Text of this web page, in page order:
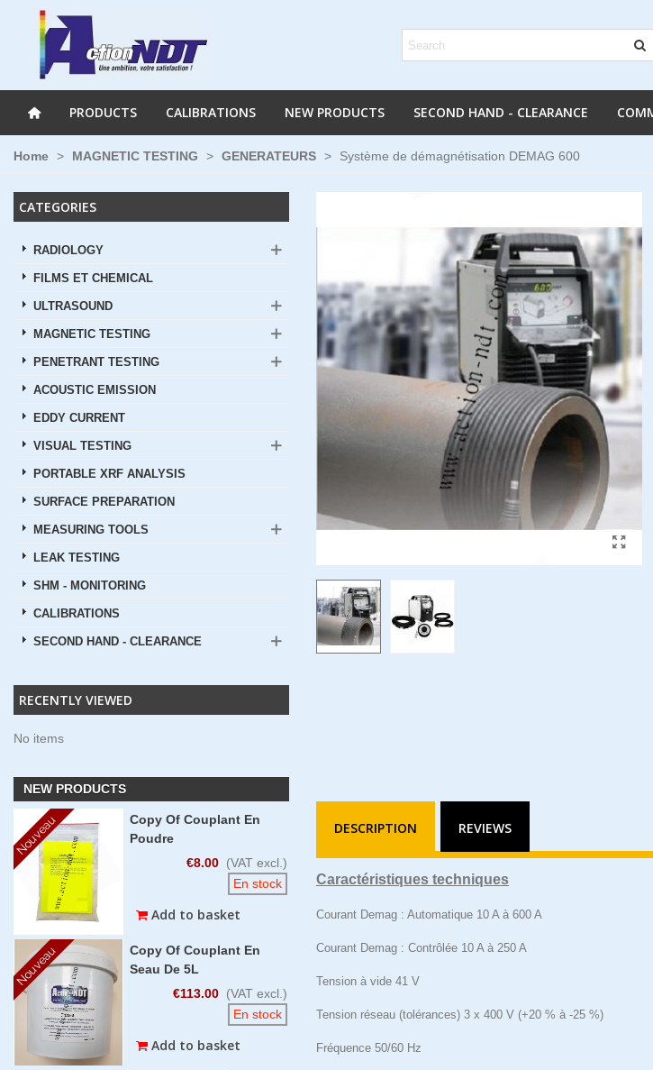
PRODUCTS CALIBRATIONS NEW PRODUCTS SECOND HAND - CLEARANCE
Home > MAGNETIC TESTING > GENERATEURS > Système de démagnétisation DEMAG 600
CATEGORIES
RADIOLOGY
FILMS ET CHEMICAL
ULTRASOUND
MAGNETIC TESTING
PENETRANT TESTING
ACOUSTIC EMISSION
EDDY CURRENT
VISUAL TESTING
PORTABLE XRF ANALYSIS
SURFACE PREPARATION
MEASURING TOOLS
LEAK TESTING
SHM - MONITORING
CALIBRATIONS
SECOND HAND - CLEARANCE
RECENTLY VIEWED
No items
NEW PRODUCTS
Nouveau
Copy Of Couplant En
Poudre
€8.00 (VAT excl.)
En stock
Add to basket
Nouveau
Copy Of Couplant En
Seau De 5L
€113.00 (VAT excl.)
En stock
Add to basket
DESCRIPTION REVIEWS
Caractéristiques techniques
Courant Demag : Automatique 10 A à 600 A
Courant Demag : Contrôlée 10 A à 250 A
Tension à vide 41 V
Tension réseau (tolérances) 3 x 400 V (+20 % à -25 %)
Fréquence 50/60 Hz